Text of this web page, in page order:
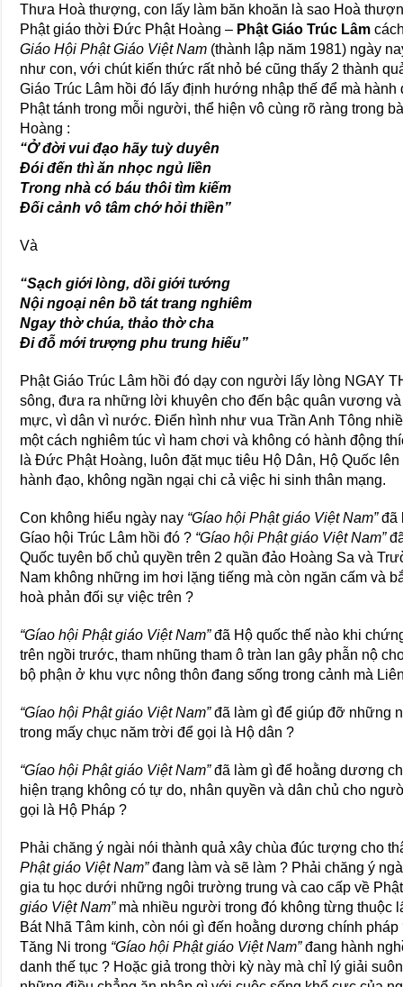
Thưa Hoà thượng, con lấy làm băn khoăn là sao Hoà
Phật giáo thời Đức Phật Hoàng – Phật Giáo Trúc Lâm
Giáo Hội Phật Giáo Việt Nam (thành lập năm 1981) ngày
như con, với chút kiến thức rất nhỏ bé cũng thấy 2 thành
Giáo Trúc Lâm hồi đó lấy định hướng nhập thế để mà
Phật tánh trong mỗi người, thể hiện vô cùng rõ ràng trong
Hoàng :
“Ở đời vui đạo hãy tuỳ duyên
Đói đến thì ăn nhọc ngủ liền
Trong nhà có báu thôi tìm kiếm
Đối cảnh vô tâm chớ hỏi thiền”
Và
“Sạch giới lòng, dồi giới tướng
Nội ngoại nên bồ tát trang nghiêm
Ngay thờ chúa, thảo thờ cha
Đi đỗ mới trượng phu trung hiếu”
Phật Giáo Trúc Lâm hồi đó dạy con người lấy lòng NGAY
sông, đưa ra những lời khuyên cho đến bậc quân vương
mực, vì dân vì nước. Điển hình như vua Trần Anh Tông
một cách nghiêm túc vì ham chơi và không có hành động
là Đức Phật Hoàng, luôn đặt mục tiêu Hộ Dân, Hộ Quốc
hành đạo, không ngần ngại chi cả việc hi sinh thân mạng.
Con không hiểu ngày nay “Gíao hội Phật giáo Việt Nam”đã
Gíao hội Trúc Lâm hồi đó ? “Gíao hội Phật giáo Việt Nam”
Quốc tuyên bố chủ quyền trên 2 quần đảo Hoàng Sa và
Nam không những im hơi lặng tiếng mà còn ngăn cấm và
hoà phản đối sự việc trên ?
“Gíao hội Phật giáo Việt Nam”đã Hộ quốc thế nào khi
trên ngồi trước, tham nhũng tham ô tràn lan gây phẫn nộ
bộ phận ở khu vực nông thôn đang sống trong cảnh mà
“Gíao hội Phật giáo Việt Nam”đã làm gì để giúp đỡ những
trong mấy chục năm trời để gọi là Hộ dân ?
“Gíao hội Phật giáo Việt Nam”đã làm gì để hoằng dương
hiện trạng không có tự do, nhân quyền và dân chủ cho
gọi là Hộ Pháp ?
Phải chăng ý ngài nói thành quả xây chùa đúc tượng cho
Phật giáo Việt Nam”đang làm và sẽ làm ? Phải chăng ý
gia tu học dưới những ngôi trường trung và cao cấp về
giáo Việt Nam”mà nhiều người trong đó không từng thuộc
Bát Nhã Tâm kinh, còn nói gì đến hoằng dương chính
Tăng Ni trong “Gíao hội Phật giáo Việt Nam”đang hành
danh thế tục ? Hoặc giả trong thời kỳ này mà chỉ lý giải